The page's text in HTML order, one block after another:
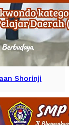
Shorinji